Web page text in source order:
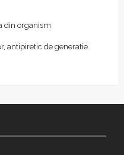
din organism
antipiretic de generatie